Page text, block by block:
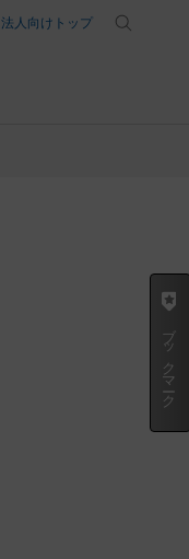
法人向けトップ
ブックマーク